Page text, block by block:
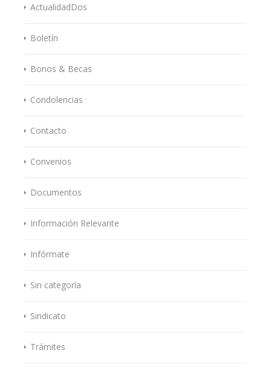
ActualidadDos
Boletín
Bonos & Becas
Condolencias
Contacto
Convenios
Documentos
Información Relevante
Infórmate
Sin categoría
Sindicato
Trámites